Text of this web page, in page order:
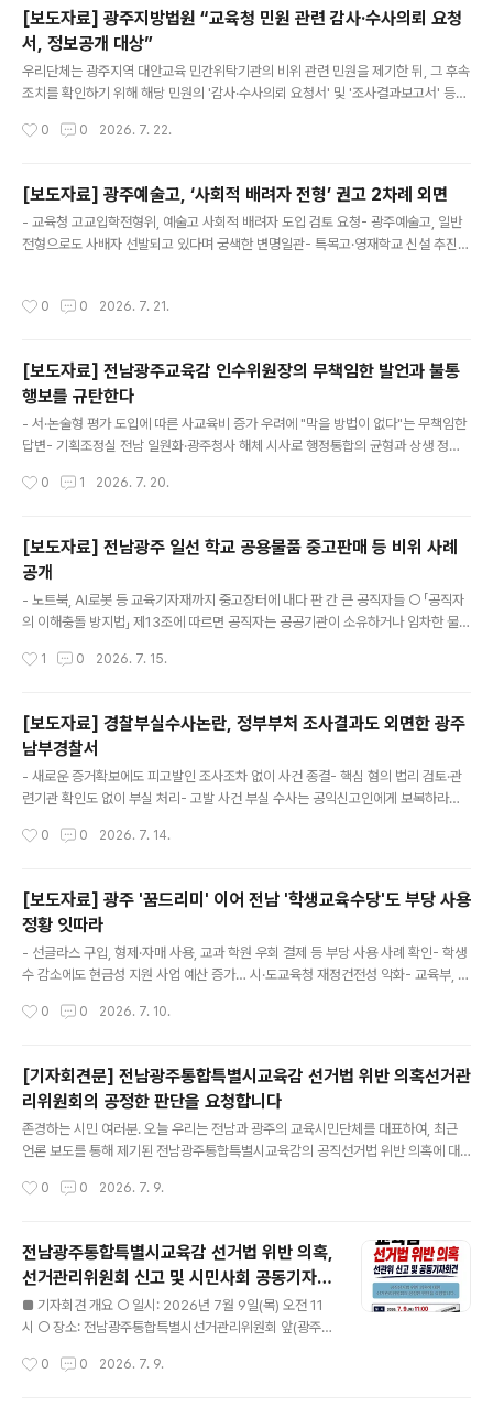
등을 명분으로 2019년 그를 부당 해임했다. 이후 한유석 위원장은 불복 소송을 제기
했고, 대법원에서 최종 승소해 2022년 복직한 뒤 이듬해 정년퇴직했다. 그간 전국
사학민주화교수연대 공동대표로 활동하는 등 사립대학의 재무·입시·인사 비리와 부
당임금 문제 해결에 앞장서며 사학의 공공성 확보를 위해 힘써..
[보도자료] 광주지방법원 “교육청 민원 관련 감사·수사의뢰 요청
서, 정보공개 대상”
우리단체는 광주지역 대안교육 민간위탁기관의 비위 관련 민원을 제기한 뒤, 그 후속
조치를 확인하기 위해 해당 민원의 '감사·수사의뢰 요청서' 및 '조사결과보고서' 등에
시교육청)은 해당 정보가 '감사 및 수사에 관한 사항' 등에 해당한다며 비공개 처분을
사·수사의뢰 요청서: 개인정보(성명·주소·연락처) 제외 전체 공개 / 조사결과보고서:
비공개 광주지방법원 재판부는 감사·수사의뢰 요청서 등 정보에 대해 “광주광역시교
육청을 상대로 민원을 제기한 당사자로서, 민원 제기 등으로 이루어진 위 감사의 경
위에 관한 사항을 확인할 필요가 있다.”고 판단했다. 또한..
0 0 2026. 7. 22.
[보도자료] 광주예술고, ‘사회적 배려자 전형’ 권고 2차례 외면
- 교육청 고교입학전형위, 예술고 사회적 배려자 도입 검토 요청- 광주예술고, 일반
전형으로도 사배자 선발되고 있다며 궁색한 변명일관- 특목고·영재학교 신설 추진
2차례(2024·2025년) 검토하도록 권고했으나, 광주예술고는 2027학년도 입학전
적 배려 대상 학생이 일부 합격하는 것과 사회적 배려자 전형을 통해 교육 기회를 제
도적으로 보장하는 것은 전혀 다른 문제이다. 사회적 배려자 전형..
0 0 2026. 7. 21.
[보도자료] 전남광주교육감 인수위원장의 무책임한 발언과 불통
행보를 규탄한다
- 서·논술형 평가 도입에 따른 사교육비 증가 우려에 "막을 방법이 없다"는 무책임한
답변- 기획조정실 전남 일원화·광주청사 해체 시사로 행정통합의 균형과 상생 정신
렴 촉구 ○ 김경범 전남광주통합특별시교육감 인수위원장이 지난 16일 기자회견에
평가' 도입에 따른 사교육비 증가 우려를 두고 "현재로서는 막을 방법이 없다"고 답
했다. - 이미 논술 사교육 시장이 들썩이는 상황에서 대책도 없이 초등 5·6학년과 중
1 대상 서·논술형 평가를 전면 도입하겠다는 것은 학생에게는 과도한 학습 부담을, 학
부모에게는 무거운 경제적 고통을 떠넘..
0 1 2026. 7. 20.
[보도자료] 전남광주 일선 학교 공용물품 중고판매 등 비위 사례
공개
- 노트북, AI로봇 등 교육기자재까지 중고장터에 내다 판 간 큰 공직자들 ○ 「공직자
의 이해충돌 방지법」 제13조에 따르면 공직자는 공공기관이 소유하거나 임차한 물
해서는 안 된다. 그런데 전남광주 일선 학교 현장에서는 이러한 법적 의무를 무색하
정보공개를 통해 확인한 최근 비위 사례를 살펴보면, - A중학교 공직자는 제습기를
중고거래 사이트를 통해 판매하였다가 적발되어 경징계(견책) 처분과 함께 징계부가
금 10만 원, 과태료 30만 원 부과 및 기관주의 조치를 받았다. - B초등학교 공직자는
학교 소유의 노트북 등 정보화 기자재를 중..
1 0 2026. 7. 15.
[보도자료] 경찰부실수사논란, 정부부처 조사결과도 외면한 광주
남부경찰서
- 새로운 증거확보에도 피고발인 조사조차 없이 사건 종결- 핵심 혐의 법리 검토·관
련기관 확인도 없이 부실 처리- 고발 사건 부실 수사는 공익신고인에게 보복하라는
건을 계기로 경찰의 부실수사와 봐주기 수사 논란이 사회적 쟁점이 되고 있다. 경찰
시민모임은 현재 광주경찰청에 모 특성화고등학교 '사서명 부정사용 사건'에 대한 수
사심의를 신청 중이다. 이 사건 역시 정부기관 감사로 새로운 객관적 증거가 확인되
었음에도 경찰이 이를 제대로 검토하지 않은 채 사건을 종결한 것은 아닌지 재검토가
필요하다. ○ 이 사건은 2025년 11월 한 차례 불송치(..
0 0 2026. 7. 14.
[보도자료] 광주 '꿈드리미' 이어 전남 '학생교육수당'도 부당 사용
정황 잇따라
- 선글라스 구입, 형제·자매 사용, 교과 학원 우회 결제 등 부당 사용 사례 확인- 학생
수 감소에도 현금성 지원 사업 예산 증가… 시·도교육청 재정건전성 악화- 교육부, 무
합교육청 출범 계기로 선심성 바우처 사업 재고 촉구 ○ 광주광역시교육청의 바우처
의 바우처 사업(전남학생교육수당)에도 다양한 부당 사용 정황이 확인됐다. - 보편적
교육복지 확대를 목적으로 도입된 바우처 사업이 관리 부실 속에 용도 외로 사용되면
서 사업 취지를 훼손하고 예산 낭비를 초래하고 있는데, 전남교육청은 현재까지 부당
사용 사례를 단 한 건도 적발하지 못한 ..
0 0 2026. 7. 10.
[기자회견문] 전남광주통합특별시교육감 선거법 위반 의혹선거관
리위원회의 공정한 판단을 요청합니다
존경하는 시민 여러분. 오늘 우리는 전남과 광주의 교육시민단체를 대표하여, 최근
언론 보도를 통해 제기된 전남광주통합특별시교육감의 공직선거법 위반 의혹에 대
주주의에서 선거는 결과만큼이나 과정이 중요합니다. 특히 교육감 선거는 우리 아이
보다 높은 도덕성과 법 준수 의식을 요구받습니다. 이 원칙이 지켜지지 않는다면, 선
거로 세워진 자리는 정당성을 잃을 수밖에 없습니다. 그러나 최근 언론 보도를 통해
교육감을 둘러싼 여러 의혹이 잇따라 제기되었습니다. 해외 공무출장 중 카지노 도박
의혹, 이를 둘러싼 해명의 진실성 논란, 의혹 무마를 위한 거액의 금품..
0 0 2026. 7. 9.
전남광주통합특별시교육감 선거법 위반 의혹,
선거관리위원회 신고 및 시민사회 공동기자회
견
■ 기자회견 개요 ○ 일시: 2026년 7월 9일(목) 오전 11
시 ○ 장소: 전남광주통합특별시선거관리위원회 앞(광주
의 ○ 진행순서 - 공동주최 단체 대표 인사말, 대표발언 -
0 0 2026. 7. 9.